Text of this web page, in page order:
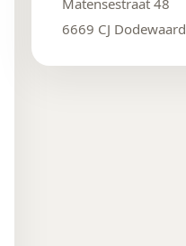
6669 CJ Dodewaard